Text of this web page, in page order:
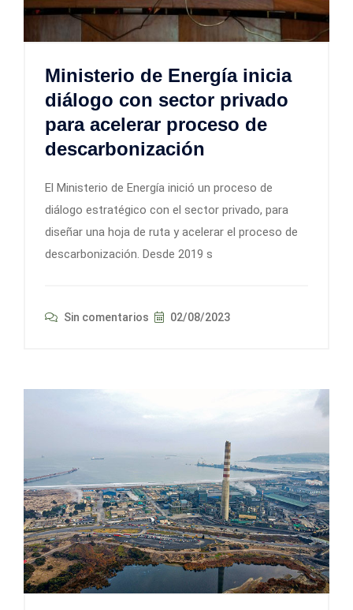
Ministerio de Energía inicia
diálogo con sector privado
para acelerar proceso de
descarbonización
El Ministerio de Energía inició un proceso de
diálogo estratégico con el sector privado, para
diseñar una hoja de ruta y acelerar el proceso de
descarbonización. Desde 2019 s
Sin comentarios 02/08/2023